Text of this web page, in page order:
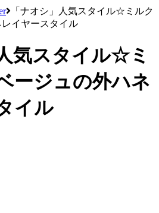
「ナオシ」人気スタイル☆ミルク
イヤースタイル
気スタイル☆ミ
ージュの外ハネ
イル